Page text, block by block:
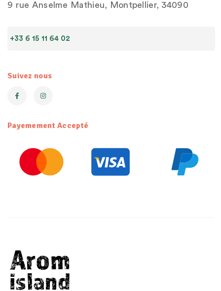
9 rue Anselme Mathieu, Montpellier, 34090
+33 6 15 11 64 02
Suivez nous
Payemement Accepté